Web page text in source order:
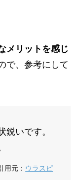
メリットを感じ
で、参考にして
鋭いです。
用元： ウラスピ